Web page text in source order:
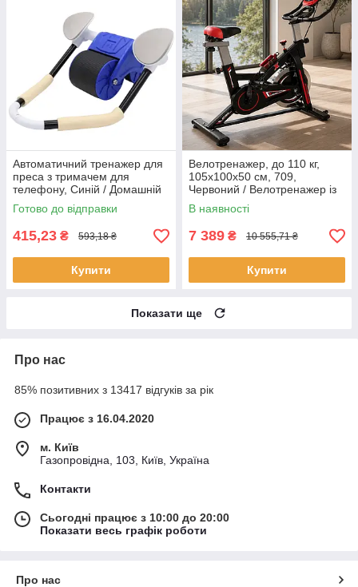
Автоматичний тренажер для
преса з тримачем для
телефону, Синій / Домашній
тренажер для м'язів преса
Готово до відправки
415,23 ₴ 593,18 ₴
Купити
Велотренажер, до 110 кг,
105х100х50 см, 709,
Червоний / Велотренажер із
регульованим сидінням /
Спінбайк / Тренажер для
дому
В наявності
7 389 ₴ 10 555,71 ₴
Купити
Показати ще
Про нас
85% позитивних з 13417 відгуків за рік
Працює з 16.04.2020
м. Київ
Газопровідна, 103, Київ, Україна
Контакти
Сьогодні працює з 10:00 до 20:00
Показати весь графік роботи
Про нас